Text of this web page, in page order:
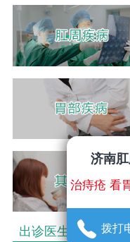
出诊医生介绍
济南
治痔疮 看
拨打